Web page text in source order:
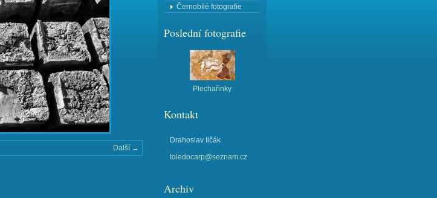
Další →
Černobílé fotografie
Poslední fotografie
Plechařinky
Kontakt
Drahoslav Ilčák
toledocarp@seznam.cz
Archiv